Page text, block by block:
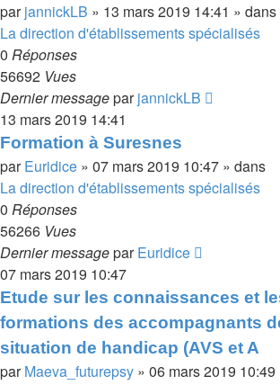
parjannickLB » 13 mars 2019 14:41 » dans
La direction d'établissements spécialisés
0 Réponses
56692 Vues
Dernier messageparjannickLB
13 mars 2019 14:41
Formation à Suresnes
parEuridice » 07 mars 2019 10:47 » dans
La direction d'établissements spécialisés
0 Réponses
56266 Vues
Dernier messageparEuridice
07 mars 2019 10:47
Etude sur les connaissances et
formations des accompagnants
situation de handicap (AVS et A
parMaeva_futurepsy » 06 mars 2019 10:49